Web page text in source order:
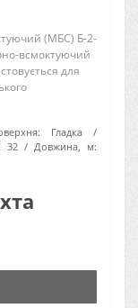
(МБС) Б-2-
всмоктуючий
для
Гладка
32
Довжина, м: